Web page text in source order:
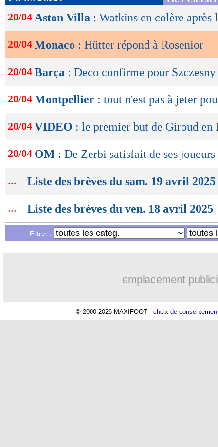
de
lecture
OK
20/04 Aston Villa : Watkins en colère après
20/04 Monaco : Hütter répond à Rosenior
20/04 Barça : Deco confirme pour Szczesny
20/04 Montpellier : tout n'est pas à jeter
20/04 VIDEO : le premier but de Giroud en
20/04 OM : De Zerbi satisfait de ses joueurs
... Liste des brèves du sam. 19 avril 2025
... Liste des brèves du ven. 18 avril 2025
Filtrer :
emplacement
- © 2000-2026 MAXIFOOT - choix de